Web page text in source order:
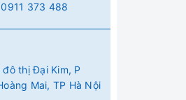
0911 373 488
đô thị Đại Kim, P
Mai, TP Hà Nội